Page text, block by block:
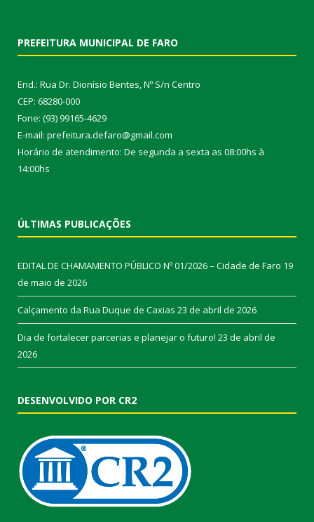
PREFEITURA MUNICIPAL DE FARO
End.: Rua Dr. Dionísio Bentes, Nº S/n Centro
CEP: 68280-000
Fone: (93) 99165-4629
E-mail: prefeitura.defaro@gmail.com
Horário de atendimento: De segunda a sexta as 08:00hs à
14:00hs
ÚLTIMAS PUBLICAÇÕES
EDITAL DE CHAMAMENTO PÚBLICO Nº 01/2026 – Cidade de Faro 19
de maio de 2026
Calçamento da Rua Duque de Caxias 23 de abril de 2026
Dia de fortalecer parcerias e planejar o futuro! 23 de abril de
2026
DESENVOLVIDO POR CR2